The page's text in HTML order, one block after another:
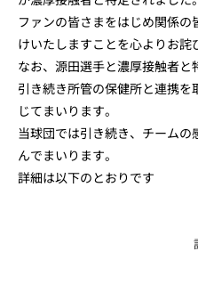
ファンの皆さまをはじめ関係
けいたしますことを心よりお詫
なお、源田選手と濃厚接触者と
引き続き所管の保健所と連携
じてまいります。
当球団では引き続き、チーム
んでまいります。
詳細は以下のとおりです